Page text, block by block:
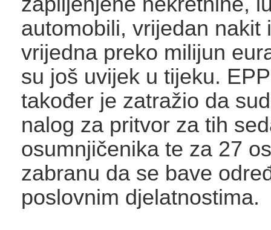
automobili, vrijedan nakit
vrijedna preko milijun
su još uvijek u tijeku.
također je zatražio da
nalog za pritvor za tih
osumnjičenika te za 27
zabranu da se bave
poslovnim djelatnostima.